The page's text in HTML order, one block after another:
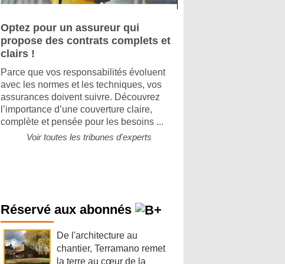
Optez pour un assureur qui
propose des contrats complets et
clairs !
Parce que vos responsabilités évoluent
avec les normes et les techniques, vos
assurances doivent suivre. Découvrez
l’importance d’une couverture claire,
complète et pensée pour les besoins ...
Voir toutes les tribunes d'experts
Réservé aux abonnés
De l'architecture au
chantier, Terramano remet
la terre au cœur de la